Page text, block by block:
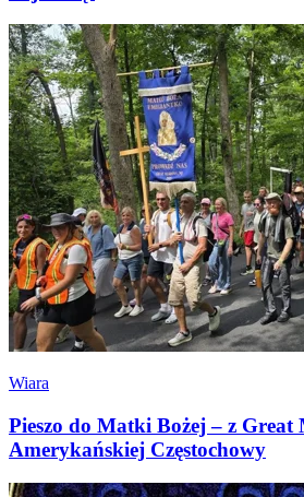
Wiara
Pieszo do Matki Bożej – z Great
Amerykańskiej Częstochowy